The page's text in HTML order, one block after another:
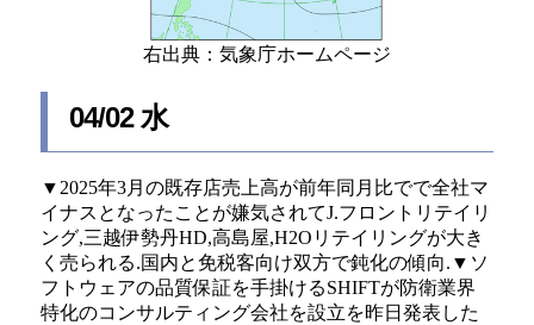
右出典：気象庁ホームページ
04/02 水
▼2025年3月の既存店売上高が前年同月比でで全社マ
イナスとなったことが嫌気されてJ.フロントリテイリ
ング,三越伊勢丹HD,高島屋,H2Oリテイリングが大き
く売られる.国内と免税客向け双方で鈍化の傾向.▼ソ
フトウェアの品質保証を手掛けるSHIFTが防衛業界
特化のコンサルティング会社を設立を昨日発表した